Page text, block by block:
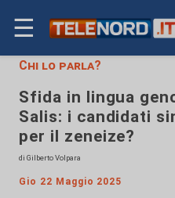
☰
Chi lo parla?
Sfida in lingua
Salis: i candidati
per il zeneize?
di Gilberto Volpara
Gio 22 Maggio 2025